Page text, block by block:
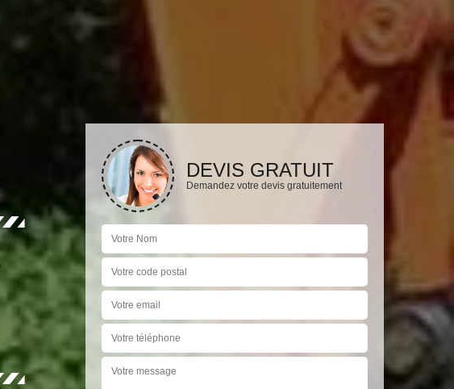
DEVIS GRATUIT
Demandez votre devis gratuitement